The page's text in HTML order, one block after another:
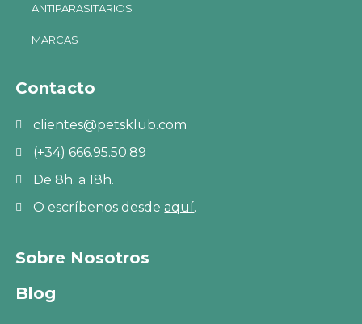
ANTIPARASITARIOS
MARCAS
Contacto
clientes@petsklub.com
(+34) 666.95.50.89
De 8h. a 18h.
O escríbenos desdeaquí.
Sobre Nosotros
Blog